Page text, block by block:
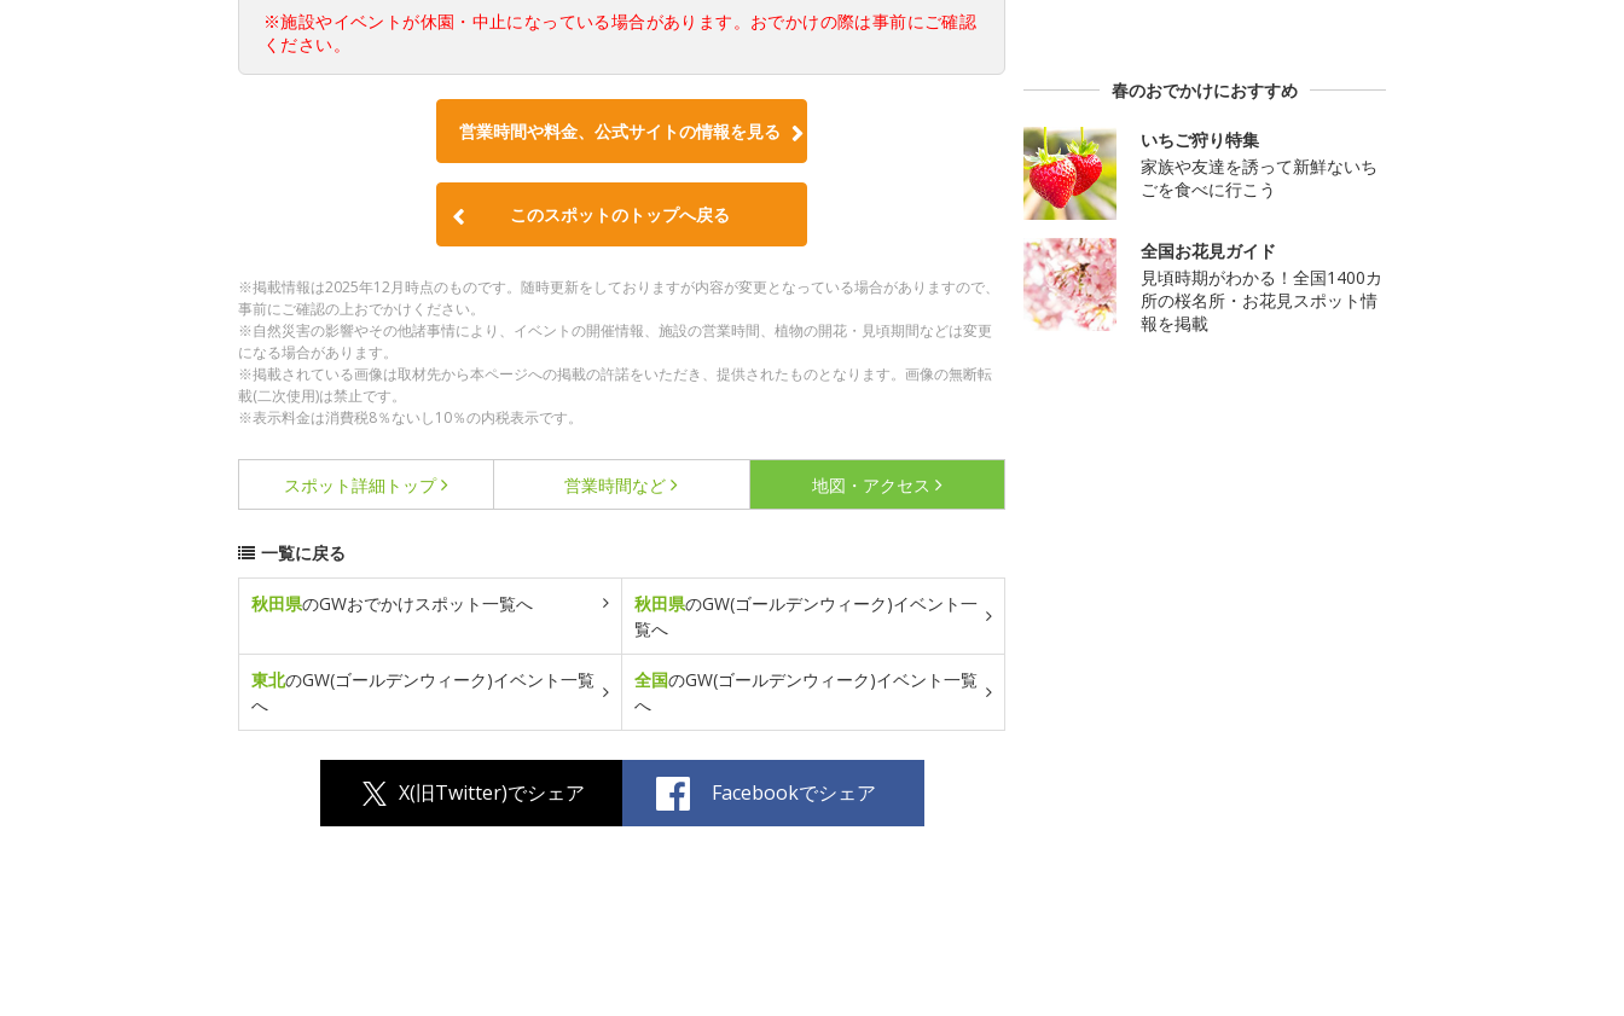
※施設やイベントが休園・中止になっている場合があります。おでかけの際は事前にご確認
ください。
営業時間や料金、公式サイトの情報を見る
このスポットのトップへ戻る
※掲載情報は2025年12月時点のものです。随時更新をしておりますが内容が変更となっている場合がありますので、
事前にご確認の上おでかけください。
※自然災害の影響やその他諸事情により、イベントの開催情報、施設の営業時間、植物の開花・見頃期間などは変更
になる場合があります。
※掲載されている画像は取材先から本ページへの掲載の許諾をいただき、提供されたものとなります。画像の無断転
載(二次使用)は禁止です。
※表示料金は消費税8％ないし10％の内税表示です。
スポット詳細 トップ 営業時間など 地図・アクセス
一覧に戻る
秋田県のGWおでかけスポット一覧へ 秋田県のGW(ゴールデンウィーク)イベント一
覧へ
東北のGW(ゴールデンウィーク)イベント一覧
へ
全国のGW(ゴールデンウィーク)イベント一覧
へ
X(旧Twitter)でシェア Facebookでシェア
春のおでかけにおすすめ
いちご狩り特集
家族や友達を誘って新鮮ないち
ごを食べに行こう
全国お花見ガイド
見頃時期がわかる！全国1400カ
所の桜名所・お花見スポット情
報を掲載